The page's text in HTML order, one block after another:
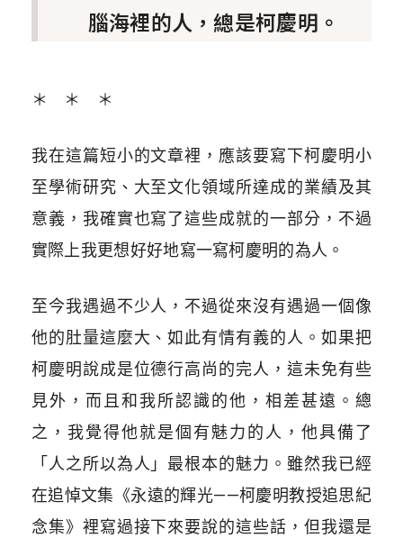
腦海裡的人，總是柯慶明。
＊ ＊ ＊
我在這篇短小的文章裡，應該要寫下柯慶明小
至學術研究、大至文化領域所達成的業績及其
意義，我確實也寫了這些成就的一部分，不過
實際上我更想好好地寫一寫柯慶明的為人。
至今我遇過不少人，不過從來沒有遇過一個像
他的肚量這麼大、如此有情有義的人。如果把
柯慶明說成是位德行高尚的完人，這未免有些
見外，而且和我所認識的他，相差甚遠。總
之，我覺得他就是個有魅力的人，他具備了
「人之所以為人」最根本的魅力。雖然我已經
在追悼文集《永遠的輝光——柯慶明教授追思紀
念集》裡寫過接下來要說的這些話，但我還是